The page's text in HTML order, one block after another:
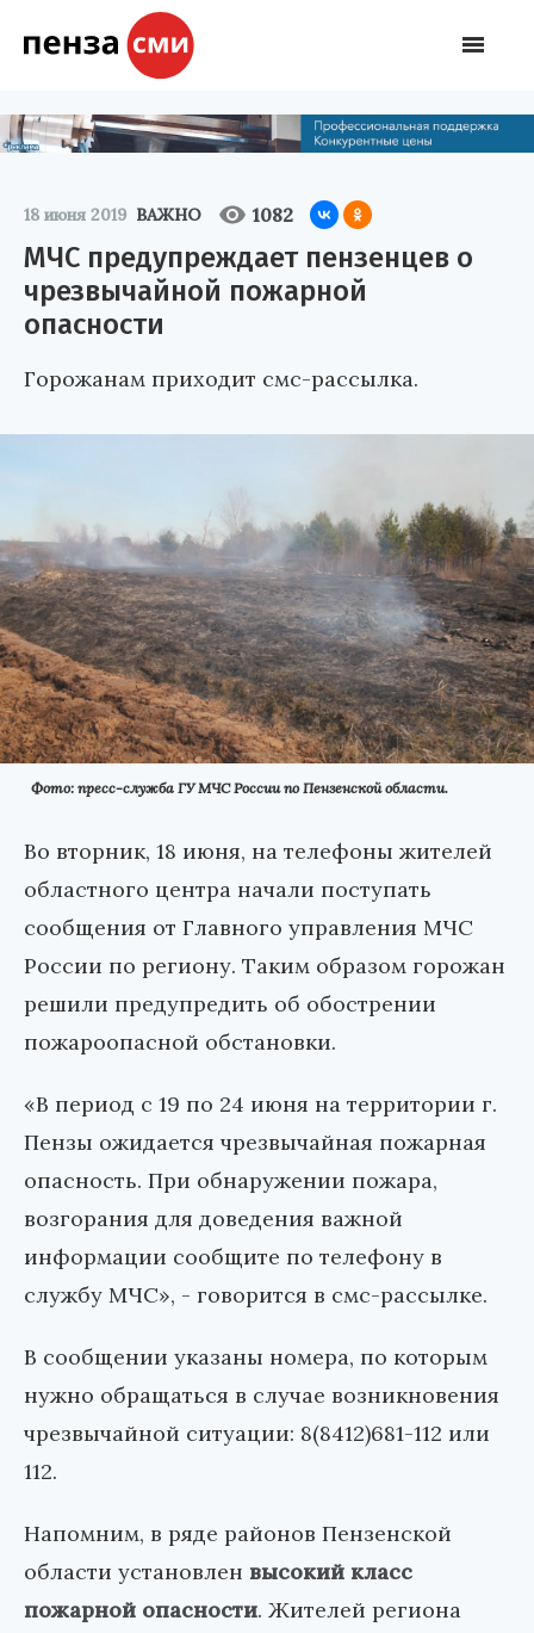
18 июня 2019 ВАЖНО 1082
МЧС предупреждает пензенцев о
чрезвычайной пожарной
опасности
Горожанам приходит смс-рассылка.
Фото: пресс-служба ГУ МЧС России по Пензенской области.
Во вторник, 18 июня, на телефоны жителей
областного центра начали поступать
сообщения от Главного управления МЧС
России по региону. Таким образом горожан
решили предупредить об обострении
пожароопасной обстановки.
«В период с 19 по 24 июня на территории г.
Пензы ожидается чрезвычайная пожарная
опасность. При обнаружении пожара,
возгорания для доведения важной
информации сообщите по телефону в
службу МЧС», - говорится в смс-рассылке.
В сообщении указаны номера, по которым
нужно обращаться в случае возникновения
чрезвычайной ситуации: 8(8412)681-112 или
112.
Напомним, в ряде районов Пензенской
области установлен высокий класс
пожарной опасности. Жителей региона